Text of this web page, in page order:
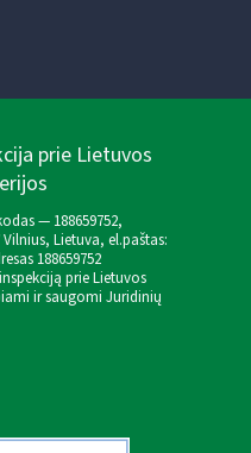
prie Lietuvos
— 188659752,
Lietuva, el.paštas:
188659752
prie Lietuvos
ir saugomi Juridinių